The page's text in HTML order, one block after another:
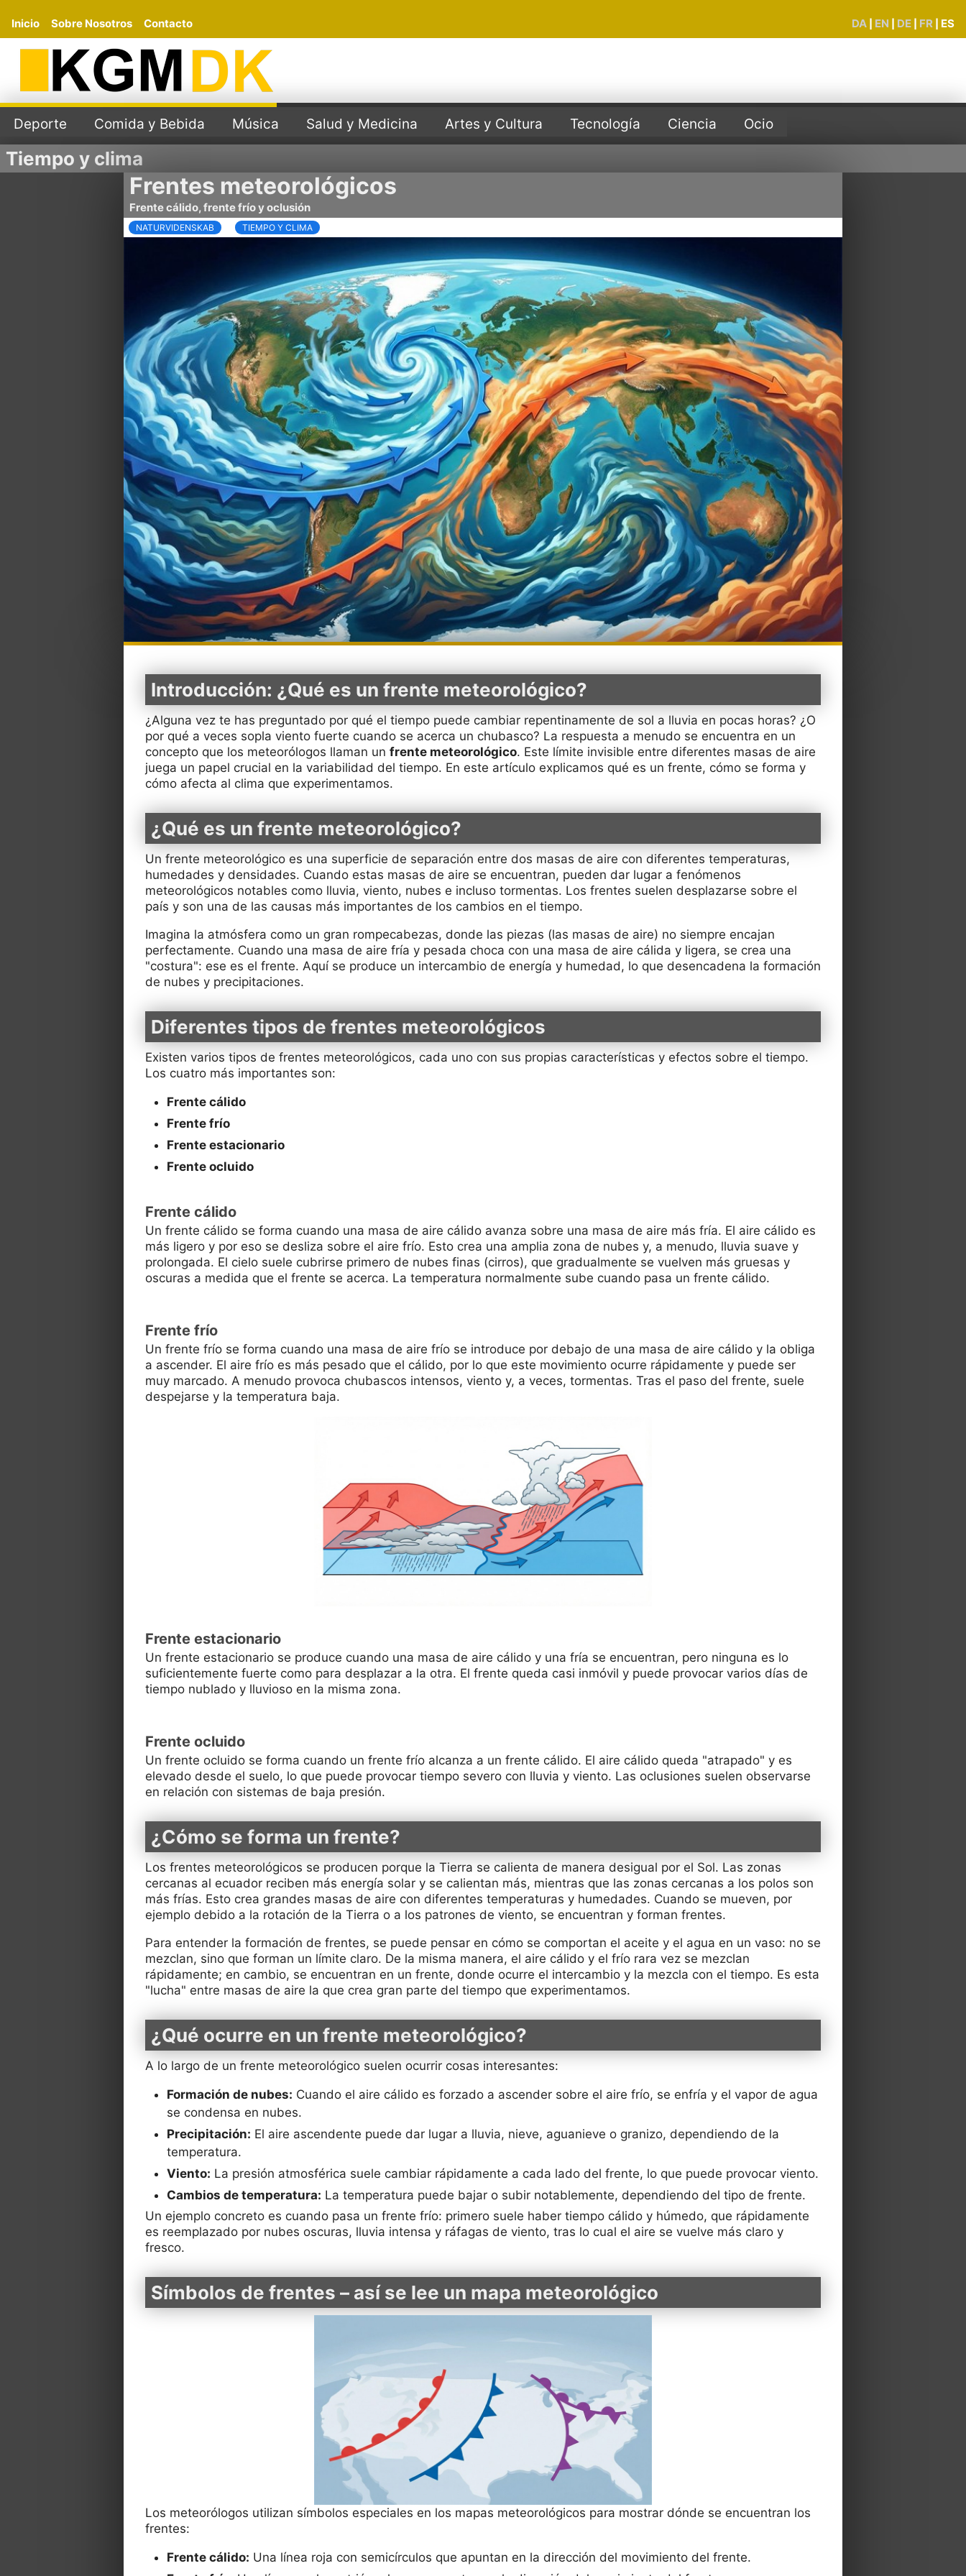
Inicio Sobre Nosotros Contacto DA EN DE FR ES
Deporte Comida y Bebida Música Salud y Medicina Artes y Cultura Tecnología Ciencia Ocio
Tiempo y clima
Frentes meteorológicos
Frente cálido, frente frío y oclusión
NATURVIDENSKAB TIEMPO Y CLIMA
Introducción: ¿Qué es un frente meteorológico?
¿Alguna vez te has preguntado por qué el tiempo puede cambiar repentinamente de sol a lluvia en pocas horas? ¿O
por qué a veces sopla viento fuerte cuando se acerca un chubasco? La respuesta a menudo se encuentra en un
concepto que los meteorólogos llaman un frente meteorológico. Este límite invisible entre diferentes masas de aire
juega un papel crucial en la variabilidad del tiempo. En este artículo explicamos qué es un frente, cómo se forma y
cómo afecta al clima que experimentamos.
¿Qué es un frente meteorológico?
Un frente meteorológico es una superficie de separación entre dos masas de aire con diferentes temperaturas,
humedades y densidades. Cuando estas masas de aire se encuentran, pueden dar lugar a fenómenos
meteorológicos notables como lluvia, viento, nubes e incluso tormentas. Los frentes suelen desplazarse sobre el
país y son una de las causas más importantes de los cambios en el tiempo.
Imagina la atmósfera como un gran rompecabezas, donde las piezas (las masas de aire) no siempre encajan
perfectamente. Cuando una masa de aire fría y pesada choca con una masa de aire cálida y ligera, se crea una
"costura": ese es el frente. Aquí se produce un intercambio de energía y humedad, lo que desencadena la formación
de nubes y precipitaciones.
Diferentes tipos de frentes meteorológicos
Existen varios tipos de frentes meteorológicos, cada uno con sus propias características y efectos sobre el tiempo.
Los cuatro más importantes son:
Frente cálido
Frente frío
Frente estacionario
Frente ocluido
Frente cálido
Un frente cálido se forma cuando una masa de aire cálido avanza sobre una masa de aire más fría. El aire cálido es
más ligero y por eso se desliza sobre el aire frío. Esto crea una amplia zona de nubes y, a menudo, lluvia suave y
prolongada. El cielo suele cubrirse primero de nubes finas (cirros), que gradualmente se vuelven más gruesas y
oscuras a medida que el frente se acerca. La temperatura normalmente sube cuando pasa un frente cálido.
Frente frío
Un frente frío se forma cuando una masa de aire frío se introduce por debajo de una masa de aire cálido y la obliga
a ascender. El aire frío es más pesado que el cálido, por lo que este movimiento ocurre rápidamente y puede ser
muy marcado. A menudo provoca chubascos intensos, viento y, a veces, tormentas. Tras el paso del frente, suele
despejarse y la temperatura baja.
Frente estacionario
Un frente estacionario se produce cuando una masa de aire cálido y una fría se encuentran, pero ninguna es lo
suficientemente fuerte como para desplazar a la otra. El frente queda casi inmóvil y puede provocar varios días de
tiempo nublado y lluvioso en la misma zona.
Frente ocluido
Un frente ocluido se forma cuando un frente frío alcanza a un frente cálido. El aire cálido queda "atrapado" y es
elevado desde el suelo, lo que puede provocar tiempo severo con lluvia y viento. Las oclusiones suelen observarse
en relación con sistemas de baja presión.
¿Cómo se forma un frente?
Los frentes meteorológicos se producen porque la Tierra se calienta de manera desigual por el Sol. Las zonas
cercanas al ecuador reciben más energía solar y se calientan más, mientras que las zonas cercanas a los polos son
más frías. Esto crea grandes masas de aire con diferentes temperaturas y humedades. Cuando se mueven, por
ejemplo debido a la rotación de la Tierra o a los patrones de viento, se encuentran y forman frentes.
Para entender la formación de frentes, se puede pensar en cómo se comportan el aceite y el agua en un vaso: no se
mezclan, sino que forman un límite claro. De la misma manera, el aire cálido y el frío rara vez se mezclan
rápidamente; en cambio, se encuentran en un frente, donde ocurre el intercambio y la mezcla con el tiempo. Es esta
"lucha" entre masas de aire la que crea gran parte del tiempo que experimentamos.
¿Qué ocurre en un frente meteorológico?
A lo largo de un frente meteorológico suelen ocurrir cosas interesantes:
Formación de nubes: Cuando el aire cálido es forzado a ascender sobre el aire frío, se enfría y el vapor de agua
se condensa en nubes.
Precipitación: El aire ascendente puede dar lugar a lluvia, nieve, aguanieve o granizo, dependiendo de la
temperatura.
Viento: La presión atmosférica suele cambiar rápidamente a cada lado del frente, lo que puede provocar viento.
Cambios de temperatura: La temperatura puede bajar o subir notablemente, dependiendo del tipo de frente.
Un ejemplo concreto es cuando pasa un frente frío: primero suele haber tiempo cálido y húmedo, que rápidamente
es reemplazado por nubes oscuras, lluvia intensa y ráfagas de viento, tras lo cual el aire se vuelve más claro y
fresco.
Símbolos de frentes – así se lee un mapa meteorológico
Los meteorólogos utilizan símbolos especiales en los mapas meteorológicos para mostrar dónde se encuentran los
frentes:
Frente cálido: Una línea roja con semicírculos que apuntan en la dirección del movimiento del frente.